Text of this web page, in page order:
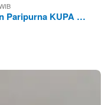
Paripurna KUPA …